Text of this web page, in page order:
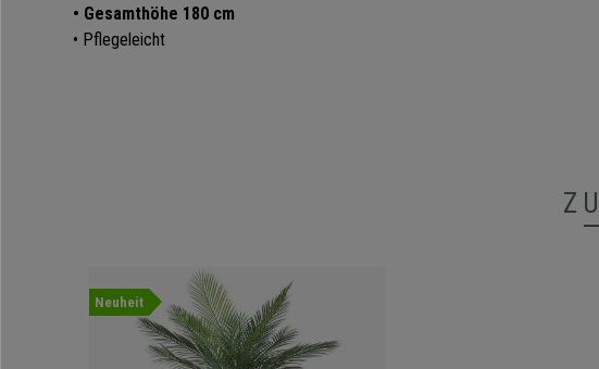
• Gesamthöhe 180 cm
• Pflegeleicht
Neuheit